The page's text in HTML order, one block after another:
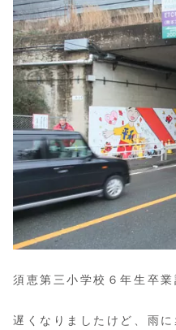
須恵第三小学校６年生卒業
遅くなりましたけど、雨